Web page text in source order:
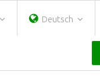
Deutsch